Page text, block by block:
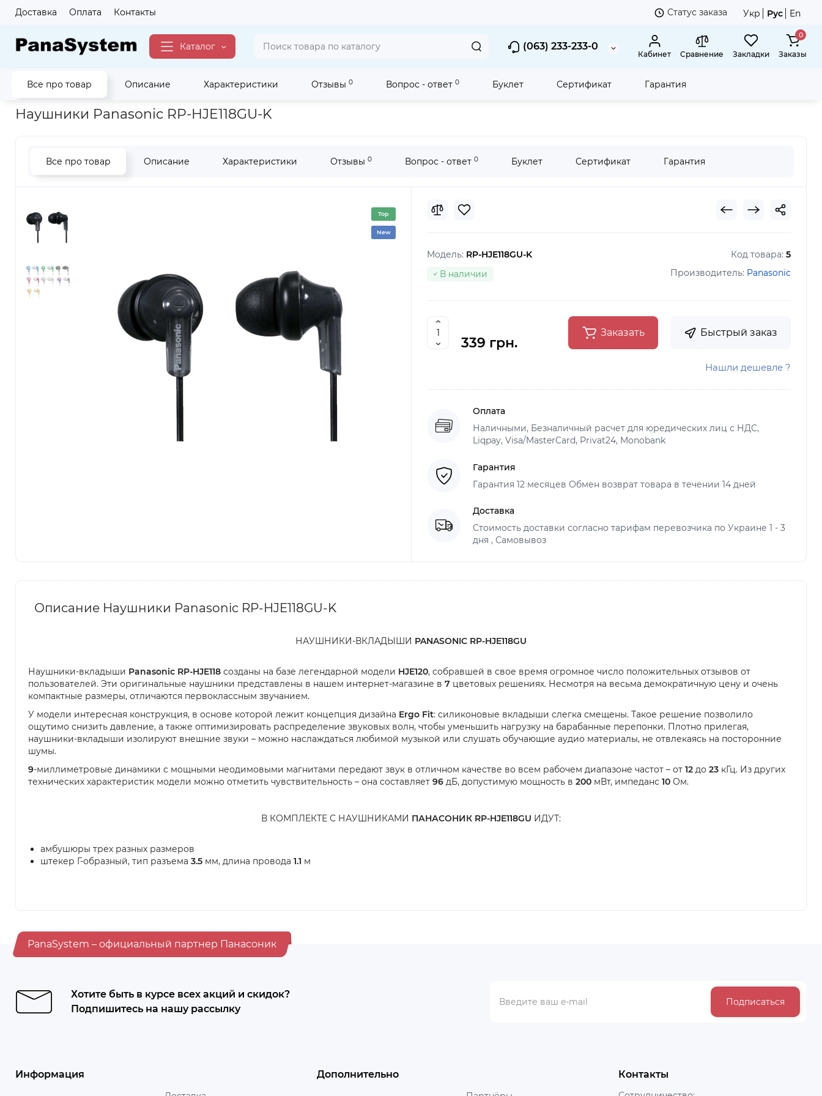
Доставка Оплата Контакты Статус заказа Укр Рус En
Каталог (063) 233-233-0
Кабинет Сравнение Закладки
0
Заказы
Все про товар Описание Характеристики Отзывы 0 Вопрос - ответ 0 Буклет Сертификат Гарантия
Главная Аудио Наушники Проводные наушники вкладыши и клипсы Проводные вакуумные наушники без микрофона Наушники Panasonic RP-HJE118GU-K
Наушники Panasonic RP-HJE118GU-K
Все про товар Описание Характеристики Отзывы 0 Вопрос - ответ 0 Буклет Сертификат Гарантия
Top
New
Модель: RP-HJE118GU-K Код товара: 5
Производитель: Panasonic
В наличии
339 грн.
Заказать Быстрый заказ
Нашли дешевле ?
Оплата
Наличными, Безналичный расчет для юредических лиц с НДС,
Liqpay, Visa/MasterCard, Privat24, Monobank
Гарантия
Гарантия 12 месяцев Обмен возврат товара в течении 14 дней
Доставка
Стоимость доставки согласно тарифам перевозчика по Украине 1 - 3
дня , Самовывоз
Описание Наушники Panasonic RP-HJE118GU-K
НАУШНИКИ-ВКЛАДЫШИ PANASONIC RP-HJE118GU
Наушники-вкладыши Panasonic RP-HJE118 созданы на базе легендарной модели HJE120, собравшей в свое время огромное число положительных отзывов от
пользователей. Эти оригинальные наушники представлены в нашем интернет-магазине в 7 цветовых решениях. Несмотря на весьма демократичную цену и очень
компактные размеры, отличаются первоклассным звучанием.
У модели интересная конструкция, в основе которой лежит концепция дизайна Ergo Fit: силиконовые вкладыши слегка смещены. Такое решение позволило
ощутимо снизить давление, а также оптимизировать распределение звуковых волн, чтобы уменьшить нагрузку на барабанные перепонки. Плотно прилегая,
наушники-вкладыши изолируют внешние звуки – можно наслаждаться любимой музыкой или слушать обучающие аудио материалы, не отвлекаясь на посторонние
шумы.
9-миллиметровые динамики с мощными неодимовыми магнитами передают звук в отличном качестве во всем рабочем диапазоне частот – от 12 до 23 кГц. Из других
технических характеристик модели можно отметить чувствительность – она составляет 96 дБ, допустимую мощность в 200 мВт, импеданс 10 Ом.
В КОМПЛЕКТЕ С НАУШНИКАМИ ПАНАСОНИК RP-HJE118GU ИДУТ:
амбушюры трех разных размеров
штекер Г-образный, тип разъема 3.5 мм, длина провода 1.1 м
PanaSystem – официальный партнер Панасоник
Хотите быть в курсе всех акций и скидок?
Подпишитесь на нашу рассылку
Подписаться
Информация Дополнительно Контакты